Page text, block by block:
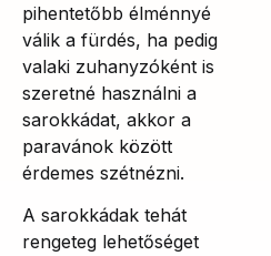
pihentetőbb élménnyé
válik a fürdés, ha pedig
valaki zuhanyzóként is
szeretné használni a
sarokkádat, akkor a
paravánok között
érdemes szétnézni.
A sarokkádak tehát
rengeteg lehetőséget